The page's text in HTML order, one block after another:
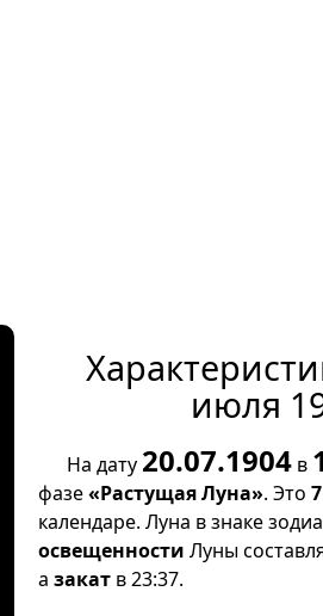
июля
На дату 20.07.1904 в
фазе«Растущая Луна». Это
календаре. Луна в знаке
освещенности Луны
а закат в 23:37.